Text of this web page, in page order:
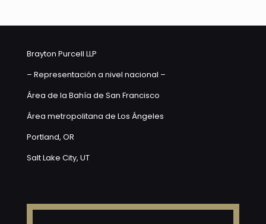
Brayton Purcell LLP
– Representación a nivel nacional –
Área de la Bahía de San Francisco
Área metropolitana de Los Ángeles
Portland, OR
Salt Lake City, UT